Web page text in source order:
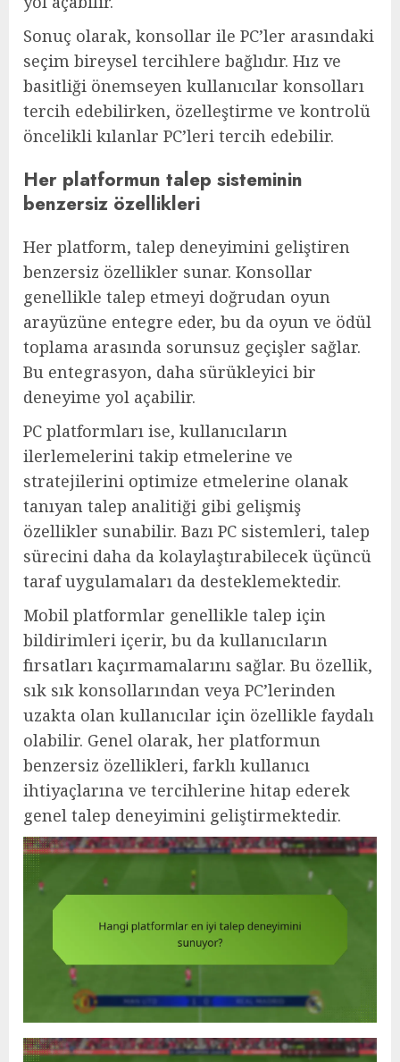
Sonuç olarak, konsollar ile PC’ler arasındaki
seçim bireysel tercihlere bağlıdır. Hız ve
basitliği önemseyen kullanıcılar konsolları
tercih edebilirken, özelleştirme ve kontrolü
öncelikli kılanlar PC’leri tercih edebilir.
Her platformun talep sisteminin
benzersiz özellikleri
Her platform, talep deneyimini geliştiren
benzersiz özellikler sunar. Konsollar
genellikle talep etmeyi doğrudan oyun
arayüzüne entegre eder, bu da oyun ve ödül
toplama arasında sorunsuz geçişler sağlar.
Bu entegrasyon, daha sürükleyici bir
deneyime yol açabilir.
PC platformları ise, kullanıcıların
ilerlemelerini takip etmelerine ve
stratejilerini optimize etmelerine olanak
tanıyan talep analitiği gibi gelişmiş
özellikler sunabilir. Bazı PC sistemleri, talep
sürecini daha da kolaylaştırabilecek üçüncü
taraf uygulamaları da desteklemektedir.
Mobil platformlar genellikle talep için
bildirimleri içerir, bu da kullanıcıların
fırsatları kaçırmamalarını sağlar. Bu özellik,
sık sık konsollarından veya PC’lerinden
uzakta olan kullanıcılar için özellikle faydalı
olabilir. Genel olarak, her platformun
benzersiz özellikleri, farklı kullanıcı
ihtiyaçlarına ve tercihlerine hitap ederek
genel talep deneyimini geliştirmektedir.